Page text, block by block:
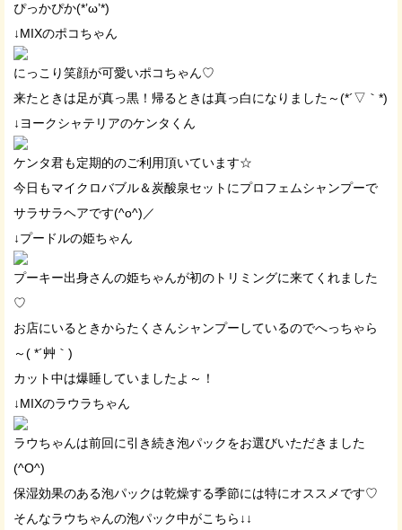
ぴっかぴか(*’ω’*)
↓MIXのポコちゃん
にっこり笑顔が可愛いポコちゃん♡
来たときは足が真っ黒！帰るときは真っ白になりました～(*´▽｀*)
↓ヨークシャテリアのケンタくん
ケンタ君も定期的のご利用頂いています☆
今日もマイクロバブル＆炭酸泉セットにプロフェムシャンプーで
サラサラヘアです(^o^)／
↓プードルの姫ちゃん
プーキー出身さんの姫ちゃんが初のトリミングに来てくれました
♡
お店にいるときからたくさんシャンプーしているのでへっちゃら
～( *´艸｀)
カット中は爆睡していましたよ～！
↓MIXのラウラちゃん
ラウちゃんは前回に引き続き泡パックをお選びいただきました
(^O^)
保湿効果のある泡パックは乾燥する季節には特にオススメです♡
そんなラウちゃんの泡パック中がこちら↓↓